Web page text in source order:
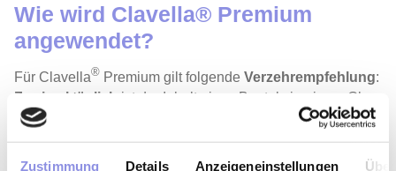
Zustimmung Details Anzeigeneinstellungen
Wie wird Clavella® Premium
angewendet?
Für Clavella® Premium gilt folgende Verzehrempfehlung:
Zweimal täglich
ist der Inhalt eines Beutels in einem Glas
mit 200 Millilitern Wasser aufzulösen.
eingenommen, idealerweise mit einem zeitlichen Abstand